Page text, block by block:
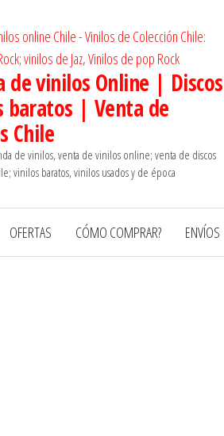
de vinilos Online | Discos
baratos | Venta de
Chile
de vinilos, venta de vinilos online; venta de discos
vinilos baratos, vinilos usados y de época
OFERTAS CÓMO COMPRAR? ENVÍOS